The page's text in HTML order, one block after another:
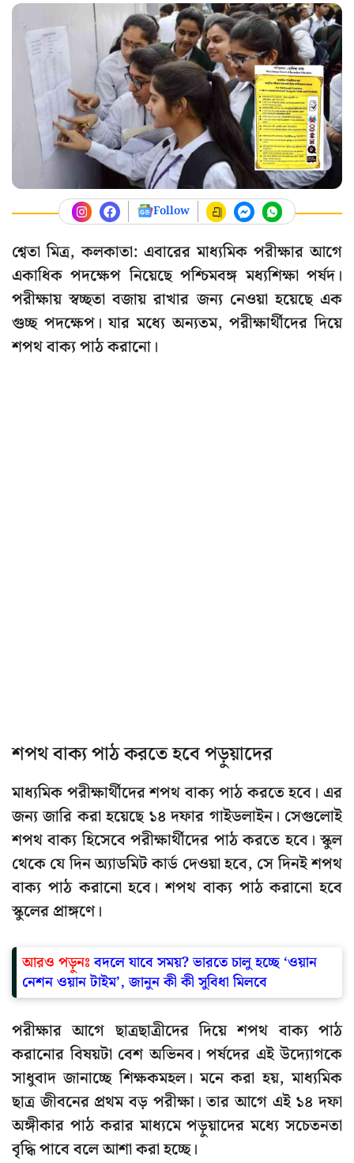
Follow
শ্বেতা মিত্র, কলকাতা: এবারের মাধ্যমিক পরীক্ষার আগে
একাধিক পদক্ষেপ নিয়েছে পশ্চিমবঙ্গ মধ্যশিক্ষা পর্ষদ।
পরীক্ষায় স্বচ্ছতা বজায় রাখার জন্য নেওয়া হয়েছে এক
গুচ্ছ পদক্ষেপ। যার মধ্যে অন্যতম, পরীক্ষার্থীদের দিয়ে
শপথ বাক্য পাঠ করানো।
শপথ বাক্য পাঠ করতে হবে পড়ুয়াদের
মাধ্যমিক পরীক্ষার্থীদের শপথ বাক্য পাঠ করতে হবে। এর
জন্য জারি করা হয়েছে ১৪ দফার গাইডলাইন। সেগুলোই
শপথ বাক্য হিসেবে পরীক্ষার্থীদের পাঠ করতে হবে। স্কুল
থেকে যে দিন অ্যাডমিট কার্ড দেওয়া হবে, সে দিনই শপথ
বাক্য পাঠ করানো হবে। শপথ বাক্য পাঠ করানো হবে
স্কুলের প্রাঙ্গণে।
আরও পড়ুনঃবদলে যাবে সময়? ভারতে চালু হচ্ছে ‘ওয়ান
নেশন ওয়ান টাইম’, জানুন কী কী সুবিধা মিলবে
পরীক্ষার আগে ছাত্রছাত্রীদের দিয়ে শপথ বাক্য পাঠ
করানোর বিষয়টা বেশ অভিনব। পর্ষদের এই উদ্যোগকে
সাধুবাদ জানাচ্ছে শিক্ষকমহল। মনে করা হয়, মাধ্যমিক
ছাত্র জীবনের প্রথম বড় পরীক্ষা। তার আগে এই ১৪ দফা
অঙ্গীকার পাঠ করার মাধ্যমে পড়ুয়াদের মধ্যে সচেতনতা
বৃদ্ধি পাবে বলে আশা করা হচ্ছে।